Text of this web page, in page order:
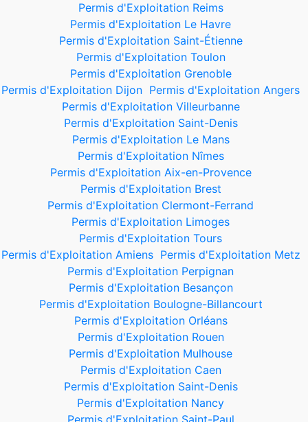
Permis d'Exploitation Reims
Permis d'Exploitation Le Havre
Permis d'Exploitation Saint-Étienne
Permis d'Exploitation Toulon
Permis d'Exploitation Grenoble
Permis d'Exploitation Dijon Permis d'Exploitation Angers
Permis d'Exploitation Villeurbanne
Permis d'Exploitation Saint-Denis
Permis d'Exploitation Le Mans
Permis d'Exploitation Nîmes
Permis d'Exploitation Aix-en-Provence
Permis d'Exploitation Brest
Permis d'Exploitation Clermont-Ferrand
Permis d'Exploitation Limoges
Permis d'Exploitation Tours
Permis d'Exploitation Amiens Permis d'Exploitation Metz
Permis d'Exploitation Perpignan
Permis d'Exploitation Besançon
Permis d'Exploitation Boulogne-Billancourt
Permis d'Exploitation Orléans
Permis d'Exploitation Rouen
Permis d'Exploitation Mulhouse
Permis d'Exploitation Caen
Permis d'Exploitation Saint-Denis
Permis d'Exploitation Nancy
Permis d'Exploitation Saint-Paul